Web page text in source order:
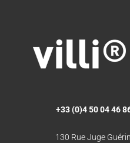
+33 (0)4 50 04 46
130 Rue Juge Guérin